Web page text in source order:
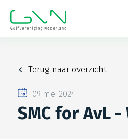
Terug naar overzicht
09 mei 2024
SMC for AvL